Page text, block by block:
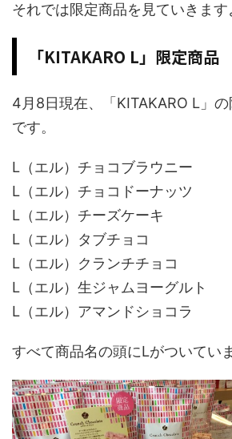
それでは限定商品を見ていきます
「KITAKARO L」限定商品
4月8日現在、「KITAKARO L」
です。
L（エル）チョコブラウニー
L（エル）チョコドーナッツ
L（エル）チーズケーキ
L（エル）タブチョコ
L（エル）クランチチョコ
L（エル）生ジャムヨーグルト
L（エル）アマンドショコラ
すべて商品名の頭にLがついてい